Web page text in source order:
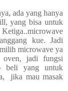
ada yang hanya
yang bisa untuk
Ketiga..microwave
kue. Jadi
microwave ya
oven, jadi fungsi
beli yang untuk
jika mau masak